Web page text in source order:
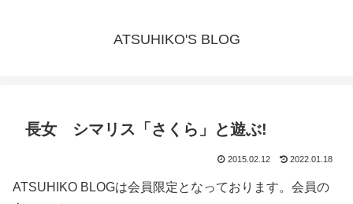
ATSUHIKO'S BLOG
長女 シマリス「さくら」と遊ぶ!
2015.02.12 2022.01.18
ATSUHIKO BLOGは会員限定となっております。会員の